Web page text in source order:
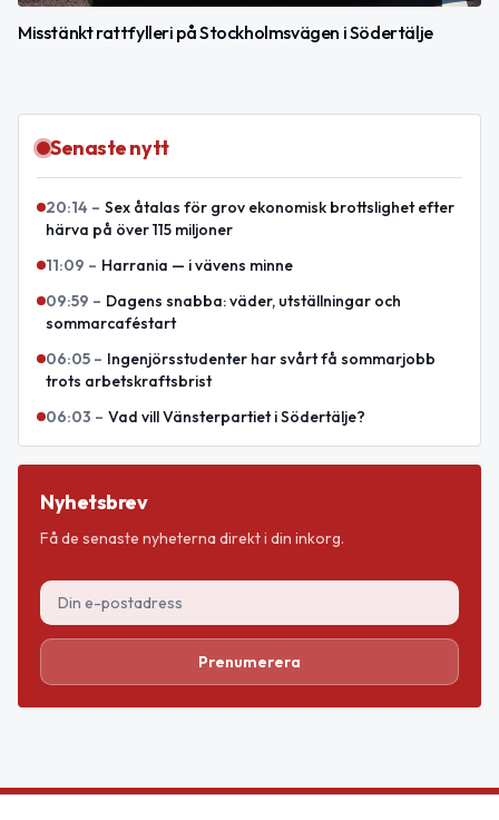
Misstänkt rattfylleri på Stockholmsvägen i Södertälje
Senaste nytt
20:14 – Sex åtalas för grov ekonomisk brottslighet efter
härva på över 115 miljoner
11:09 – Harrania — i vävens minne
09:59 – Dagens snabba: väder, utställningar och
sommarcaféstart
06:05 – Ingenjörsstudenter har svårt få sommarjobb
trots arbetskraftsbrist
06:03 – Vad vill Vänsterpartiet i Södertälje?
Nyhetsbrev
Få de senaste nyheterna direkt i din inkorg.
Prenumerera